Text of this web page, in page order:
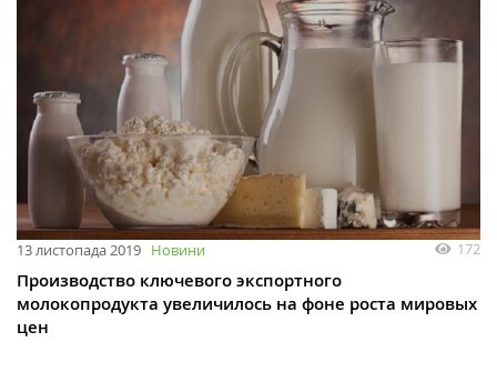
13 листопада 2019 Новини 172
Производство ключевого экспортного
молокопродукта увеличилось на фоне роста мировых
цен